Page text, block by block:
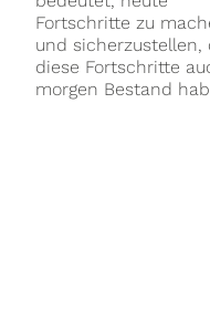
Fortschritte zu
und sicherzustellen,
diese Fortschritte
morgen Bestand